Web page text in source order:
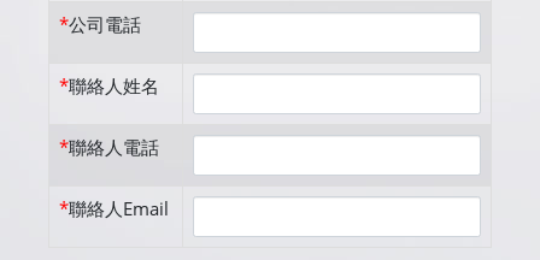
*公司電話
*聯絡人姓名
*聯絡人電話
*聯絡人Email